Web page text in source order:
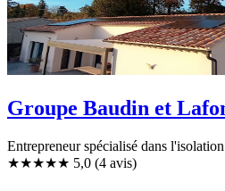
Groupe Baudin et
Entrepreneur spécialisé dans l'isolation
★★★★★ 5,0 (4 avis)